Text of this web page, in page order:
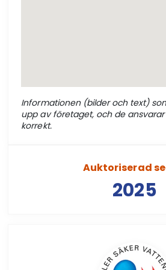
Informationen (bilder och text)
upp av företaget, och de
korrekt.
Auktoriserad
2025